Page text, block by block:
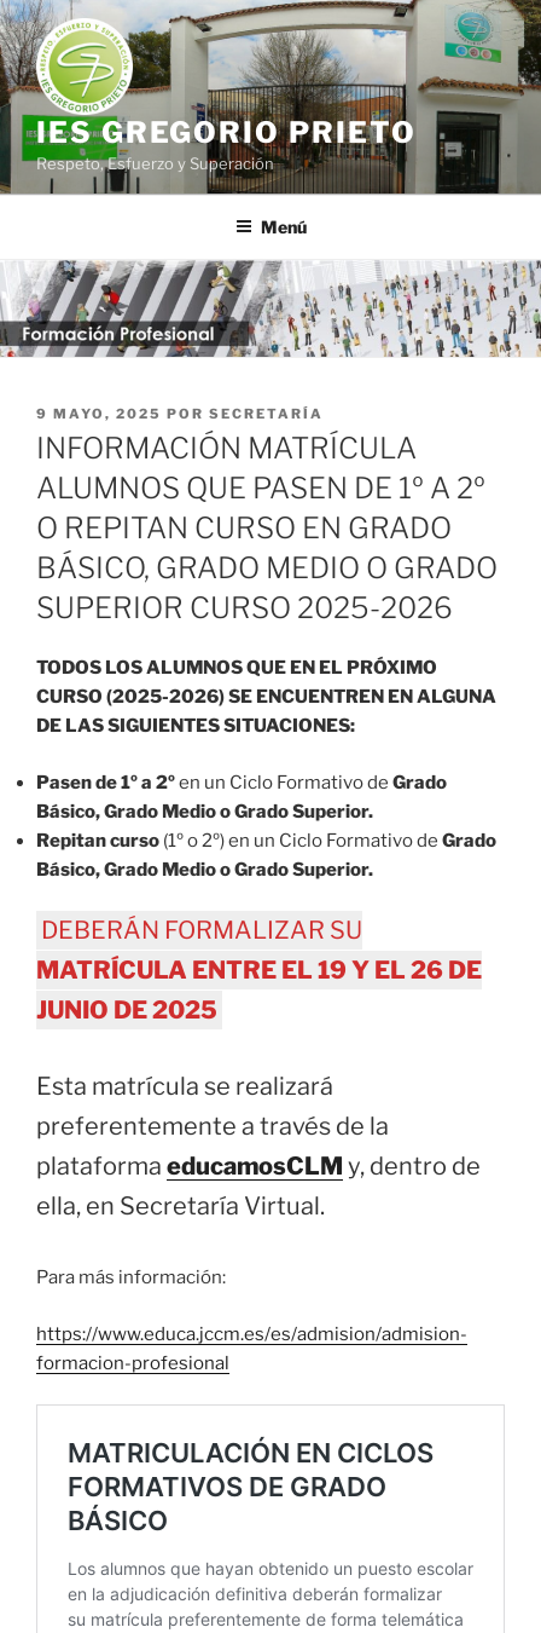
Saltar
al
contenido
IES GREGORIO PRIETO
Respeto, Esfuerzo y Superación
Menú
PUBLICADO
EL
9 MAYO, 2025 POR SECRETARÍA
INFORMACIÓN MATRÍCULA
ALUMNOS QUE PASEN DE 1º A 2º
O REPITAN CURSO EN GRADO
BÁSICO, GRADO MEDIO O GRADO
SUPERIOR CURSO 2025-2026
TODOS LOS ALUMNOS QUE EN EL PRÓXIMO
CURSO (2025-2026) SE ENCUENTREN EN ALGUNA
DE LAS SIGUIENTES SITUACIONES:
Pasen de 1º a 2ºen un Ciclo Formativo de Grado
Básico, Grado Medio o Grado Superior.
Repitan curso (1º o 2º) en un Ciclo Formativo de Grado
Básico, Grado Medio o Grado Superior.
DEBERÁN FORMALIZAR SU
MATRÍCULA ENTRE EL 19 Y EL 26 DE
JUNIO DE 2025
Esta matrícula se realizará
preferentemente a través de la
plataforma educamosCLM y, dentro de
ella, en Secretaría Virtual.
Para más información:
https://www.educa.jccm.es/es/admision/admision-
formacion-profesional